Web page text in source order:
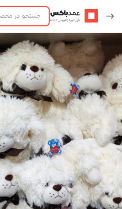
عمدباکس — بازگشت به صفحه اصلی
جستجو